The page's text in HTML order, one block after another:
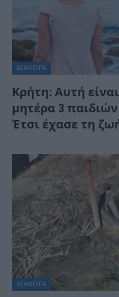
ΔΙΆΦΟΡΑ
Κρήτη: Αυτή
μητέρα 3
Έτσι έχασε τη
ΔΙΆΦΟΡΑ